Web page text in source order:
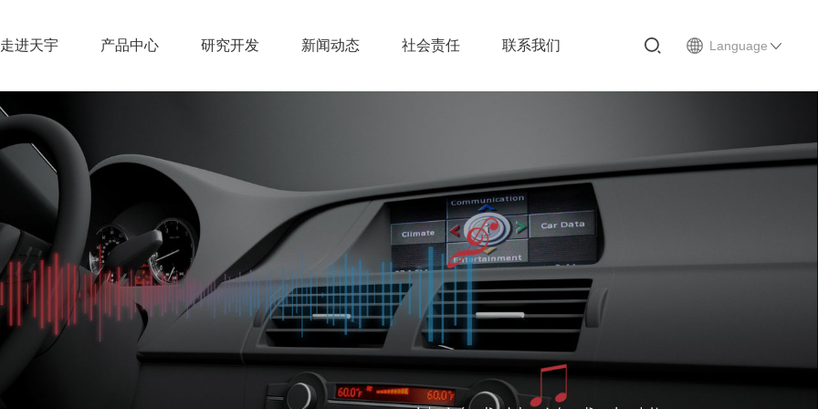
走进天宇 产品中心 研究开发 新闻动态 社会责任 联系我们 Language